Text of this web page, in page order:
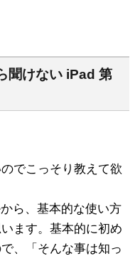
聞けない iPad 第
でこっそり教えて欲
ら、基本的な使い方
ます。基本的に初め
、「そんな事は知っ